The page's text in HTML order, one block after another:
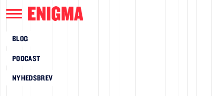
BLOG
PODCAST
NYHEDSBREV